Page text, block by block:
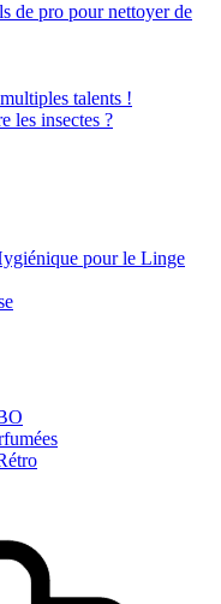
de pro pour nettoyer de
talents !
les insectes ?
pour le Linge